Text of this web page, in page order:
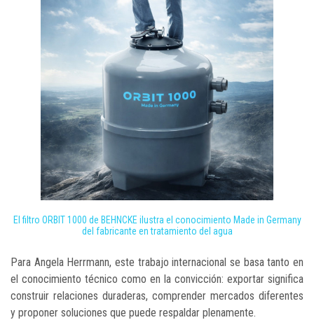
El filtro ORBIT 1000 de BEHNCKE ilustra el conocimiento Made in Germany
del fabricante en tratamiento del agua
Para Angela Herrmann, este trabajo internacional se basa tanto en
el conocimiento técnico como en la convicción: exportar significa
construir relaciones duraderas, comprender mercados diferentes
y proponer soluciones que puede respaldar plenamente.